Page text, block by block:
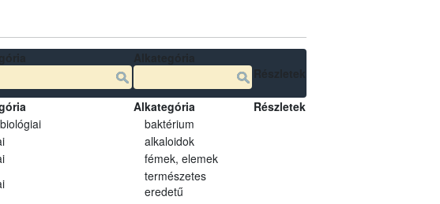
Alkategória
Részletek
baktérium
alkaloidok
fémek, elemek
természetes
eredetű